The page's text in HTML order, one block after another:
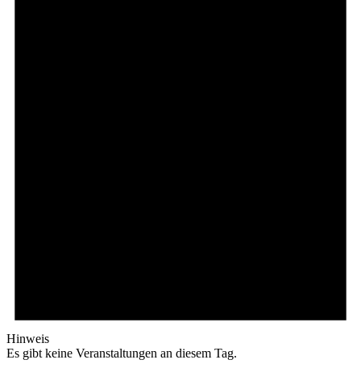
Hinweis
Es gibt keine Veranstaltungen an diesem Tag.